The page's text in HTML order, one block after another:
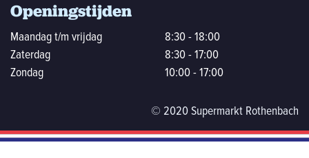
Openingstijden
Maandag t/m vrijdag
8:30 - 18:00
Zaterdag
8:30 - 17:00
Zondag
10:00 - 17:00
© 2020 Supermarkt Rothenbach